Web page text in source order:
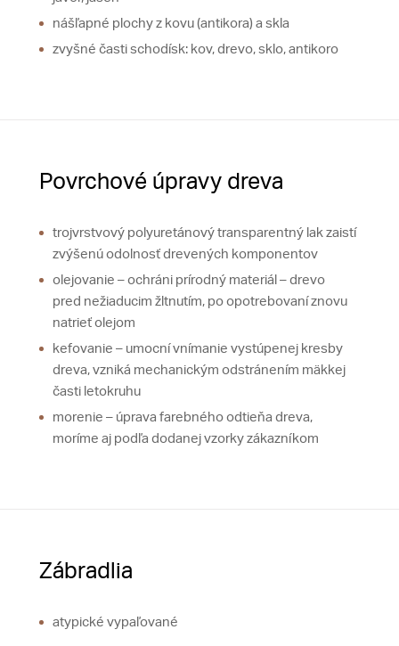
nášľapné plochy z kovu (antikora) a skla
zvyšné časti schodísk: kov, drevo, sklo, antikoro
Povrchové úpravy dreva
trojvrstvový polyuretánový transparentný lak zaistí
zvýšenú odolnosť drevených komponentov
olejovanie – ochráni prírodný materiál – drevo
pred nežiaducim žltnutím, po opotrebovaní znovu
natrieť olejom
kefovanie – umocní vnímanie vystúpenej kresby
dreva, vzniká mechanickým odstránením mäkkej
časti letokruhu
morenie – úprava farebného odtieňa dreva,
moríme aj podľa dodanej vzorky zákazníkom
Zábradlia
atypické vypaľované